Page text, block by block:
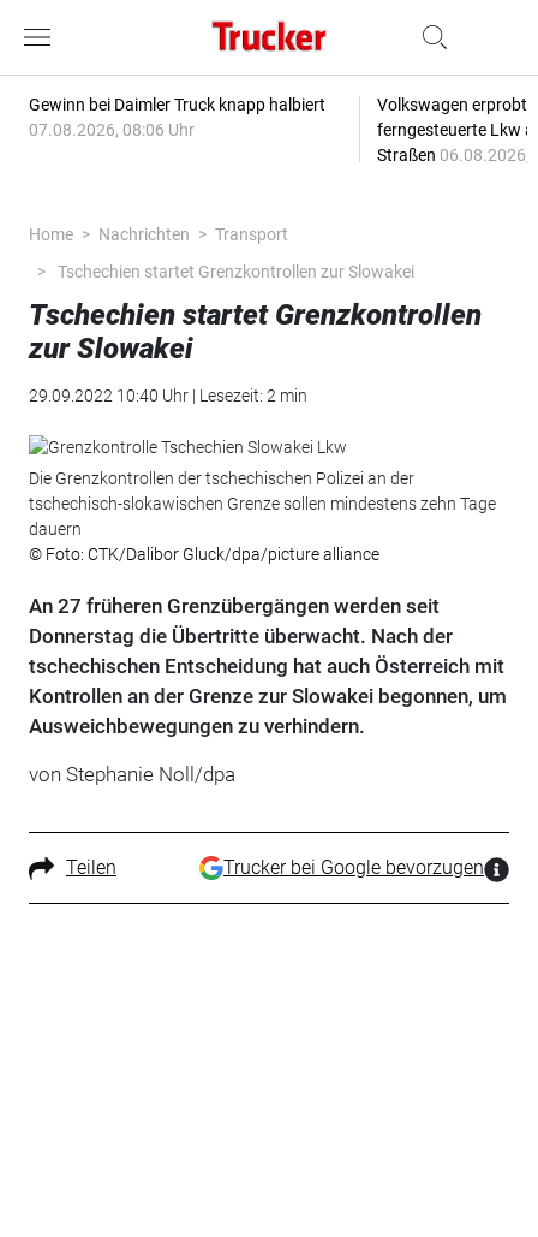
Gewinn bei Daimler Truck knapp halbiert
07.08.2026, 08:06 Uhr
Volkswagen erprobt
ferngesteuerte Lkw
Straßen 06.08.2026,
Home Nachrichten
Transport
Tschechien startet Grenzkontrollen zur Slowakei
Tschechien startet Grenzkontrollen
zur Slowakei
29.09.2022 10:40 Uhr | Lesezeit: 2 min
Die Grenzkontrollen der tschechischen Polizei an der
tschechisch-slokawischen Grenze sollen mindestens zehn Tage
dauern
© Foto: CTK/Dalibor Gluck/dpa/picture alliance
An 27 früheren Grenzübergängen werden seit
Donnerstag die Übertritte überwacht. Nach der
tschechischen Entscheidung hat auch Österreich mit
Kontrollen an der Grenze zur Slowakei begonnen, um
Ausweichbewegungen zu verhindern.
von Stephanie Noll/dpa
Teilen Trucker bei Google bevorzugen